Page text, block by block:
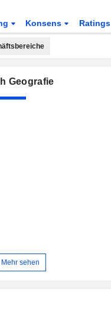
Konsens Ratings
Geografie
Mehr sehen